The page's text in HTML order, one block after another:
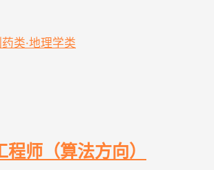
类·地理学类
师（算法方向）